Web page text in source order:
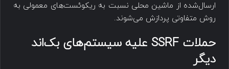
ارسال‌شده از ماشین محلی نسبت به ریکوئست‌های معمولی به
روش متفاوتی پردازش می‌شوند.
حملات SSRF علیه سیستم‌های بک‌اند
دیگر